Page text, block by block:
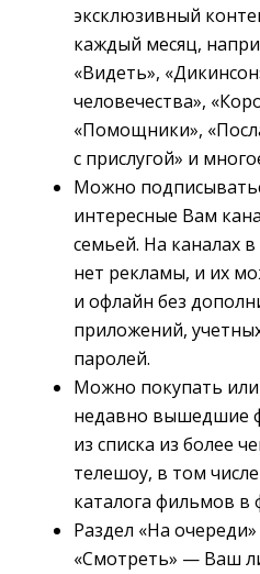
эксклюзивный
каждый месяц,
«Видеть»,
человечества»,
«Помощники»,
с прислугой» и
Можно
интересные Вам
семьей. На каналах
нет рекламы, и их
и офлайн без
приложений,
паролей.
Можно покупать
недавно вышедшие
из списка из более
телешоу, в том
каталога фильмов в
Раздел «На
«Смотреть» — Ваш